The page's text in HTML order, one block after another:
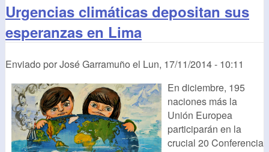
Urgencias climáticas depositan sus
esperanzas en Lima
Enviado porJosé Garramuño el Lun, 17/11/2014 - 10:11
En diciembre, 195
naciones más la
Unión Europea
participarán en la
crucial 20 Conferencia